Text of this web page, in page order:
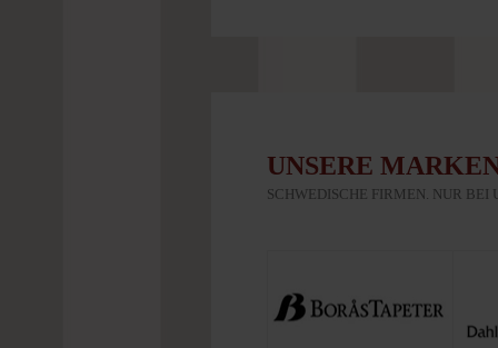
UNSERE
SCHWEDISCHE FIRMEN. NUR BEI